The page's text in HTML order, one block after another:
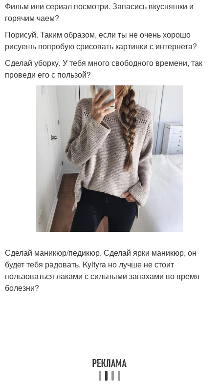
Фильм или сериал посмотри. Запасись вкусняшки и
горячим чаем?
Порисуй. Таким образом, если ты не очень хорошо
рисуешь попробую срисовать картинки с интернета?
Сделай уборку. У тебя много свободного времени, так
проведи его с пользой?
Сделай маникюр/педикюр. Сделай ярки маникюр, он
будет тебя радовать. Kyltyra но лучше не стоит
пользоваться лаками с сильными запахами во время
болезни?